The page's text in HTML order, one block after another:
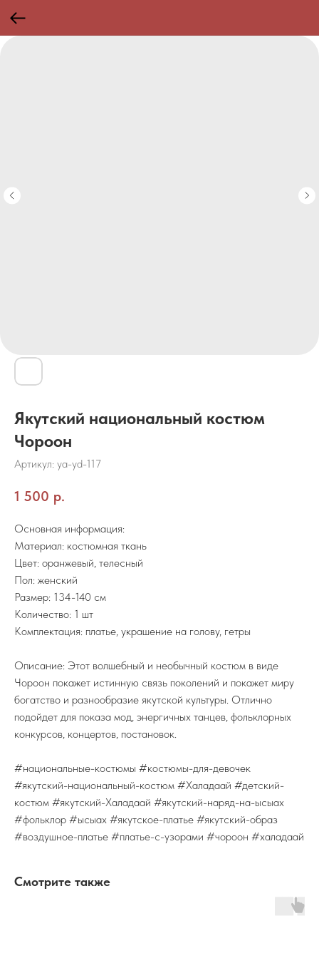
Якутский национальный костюм
Чороон
Артикул: ya-yd-117
1 500 р.
Основная информация:
Материал: костюмная ткань
Цвет: оранжевый, телесный
Пол: женский
Размер: 134-140 см
Количество: 1 шт
Комплектация: платье, украшение на голову, гетры
Описание: Этот волшебный и необычный костюм в виде
Чороон покажет истинную связь поколений и покажет миру
богатство и разнообразие якутской культуры. Отлично
подойдет для показа мод, энергичных танцев, фольклорных
конкурсов, концертов, постановок.
#национальные-костюмы #костюмы-для-девочек
#якутский-национальный-костюм #Халадаай #детский-
костюм #якутский-Халадаай #якутский-наряд-на-ысыах
#фольклор #ысыах #якутское-платье #якутский-образ
#воздушное-платье #платье-с-узорами #чороон #халадаай
Смотрите также